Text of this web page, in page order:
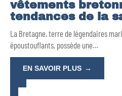
vêtements
tendances de la
La Bretagne, terre de légendaires
époustouflants, possède une…
EN SAVOIR PLUS